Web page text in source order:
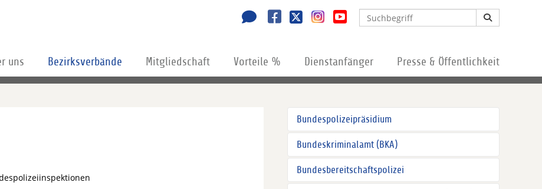
uns Bezirksverbände Mitgliedschaft Vorteile % Dienstanfänger Presse & Öffentlichkeit
Bundespolizeipräsidium
Bundeskriminalamt (BKA)
Bundesbereitschaftspolizei